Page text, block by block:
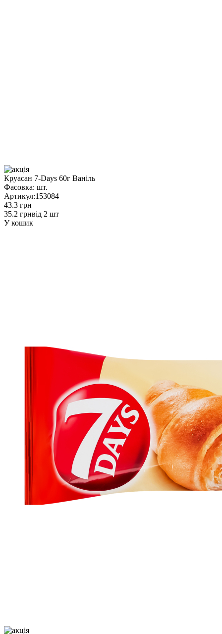
Круасан 7-Days 60г Ваніль
Фасовка: шт.
Артикул:153084
43.3 грн
35.2 грнвід 2 шт
У кошик